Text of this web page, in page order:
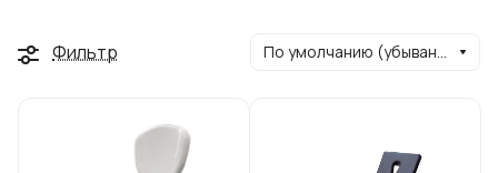
Фильтр По умолчанию (убывание)